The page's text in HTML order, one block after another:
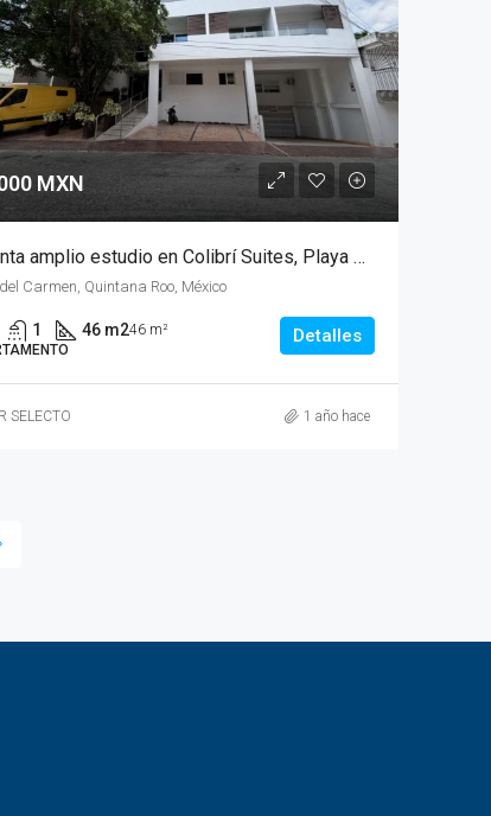
MXN
Se renta amplio estudio en Colibrí Suites, Playa del Carmen
Carmen, Quintana Roo, México
1 46 m246 m²
Detalles
SELECTO 1 año hace